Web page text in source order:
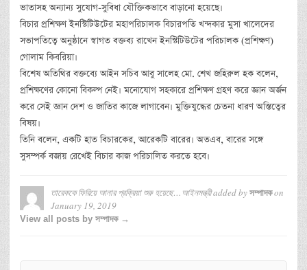
ভাতাসহ অন্যান্য সুযোগ-সুবিধা যৌক্তিকভাবে বাড়ানো হয়েছে।
বিচার প্রশিক্ষণ ইনস্টিটিউটের মহাপরিচালক বিচারপতি খন্দকার মুসা খালেদের
সভাপতিত্বে অনুষ্ঠানে স্বাগত বক্তব্য রাখেন ইনস্টিটিউটের পরিচালক (প্রশিক্ষণ)
গোলাম কিবরিয়া।
বিশেষ অতিথির বক্তব্যে আইন সচিব আবু সালেহ মো. শেখ জহিরুল হক বলেন,
প্রশিক্ষণের কোনো বিকল্প নেই। মনোযোগ সহকারে প্রশিক্ষণ গ্রহণ করে জ্ঞান অর্জন
করে সেই জ্ঞান দেশ ও জাতির কাজে লাগাবেন। মুক্তিযুদ্ধের চেতনা ধারণ অস্তিত্বের
বিষয়।
তিনি বলেন, একটি হাত বিচারকের, আরেকটি বারের। অতএব, বারের সঙ্গে
সুসম্পর্ক বজায় রেখেই বিচার কাজ পরিচালিত করতে হবে।
তারেককে ফিরিয়ে আনার প্রক্রিয়া শুরু হয়েছে…আইনমন্ত্রীadded by সম্পাদকon
January 19, 2019
View all posts by সম্পাদক →